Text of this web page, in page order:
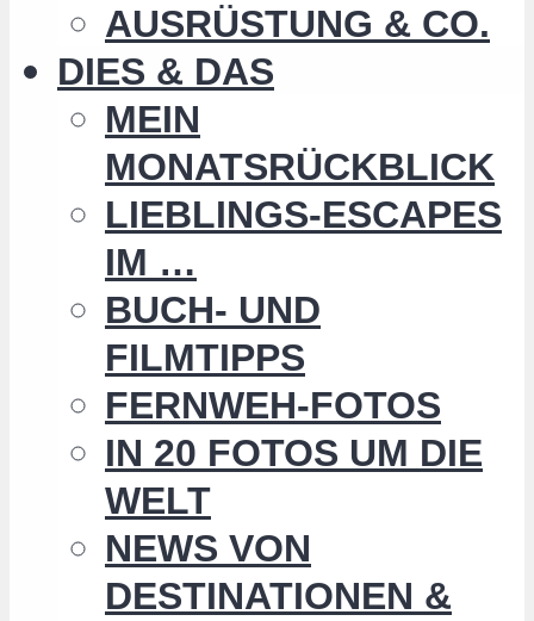
AUSRÜSTUNG & CO.
DIES & DAS
MEIN
MONATSRÜCKBLICK
LIEBLINGS-ESCAPES
IM …
BUCH- UND
FILMTIPPS
FERNWEH-FOTOS
IN 20 FOTOS UM DIE
WELT
NEWS VON
DESTINATIONEN &